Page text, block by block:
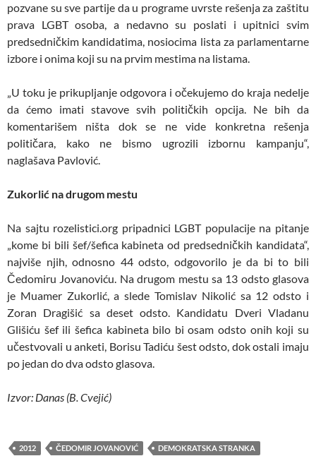
pozvane su sve partije da u programe uvrste rešenja za zaštitu
prava LGBT osoba, a nedavno su poslati i upitnici svim
predsedničkim kandidatima, nosiocima lista za parlamentarne
izbore i onima koji su na prvim mestima na listama.
„U toku je prikupljanje odgovora i očekujemo do kraja nedelje
da ćemo imati stavove svih političkih opcija. Ne bih da
komentarišem ništa dok se ne vide konkretna rešenja
političara, kako ne bismo ugrozili izbornu kampanju“,
naglašava Pavlović.
Zukorlić na drugom mestu
Na sajtu rozelistici.org pripadnici LGBT populacije na pitanje
„kome bi bili šef/šefica kabineta od predsedničkih kandidata“,
najviše njih, odnosno 44 odsto, odgovorilo je da bi to bili
Čedomiru Jovanoviću. Na drugom mestu sa 13 odsto glasova
je Muamer Zukorlić, a slede Tomislav Nikolić sa 12 odsto i
Zoran Dragišić sa deset odsto. Kandidatu Dveri Vladanu
Glišiću šef ili šefica kabineta bilo bi osam odsto onih koji su
učestvovali u anketi, Borisu Tadiću šest odsto, dok ostali imaju
po jedan do dva odsto glasova.
Izvor: Danas (B. Cvejić)
2012 ČEDOMIR JOVANOVIĆ DEMOKRATSKA STRANKA